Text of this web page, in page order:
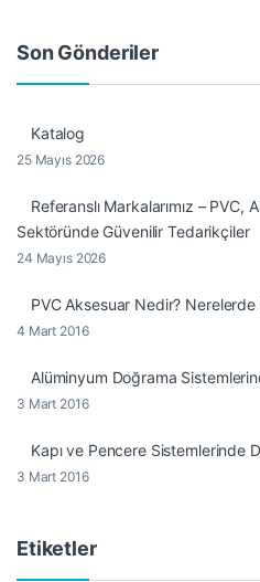
Son Gönderiler
Katalog
25 Mayıs 2026
Referanslı Markalarımız – PVC,
Sektöründe Güvenilir Tedarikçiler
24 Mayıs 2026
PVC Aksesuar Nedir? Nerelerde
4 Mart 2016
Alüminyum Doğrama
3 Mart 2016
Kapı ve Pencere Sistemlerinde
3 Mart 2016
Etiketler